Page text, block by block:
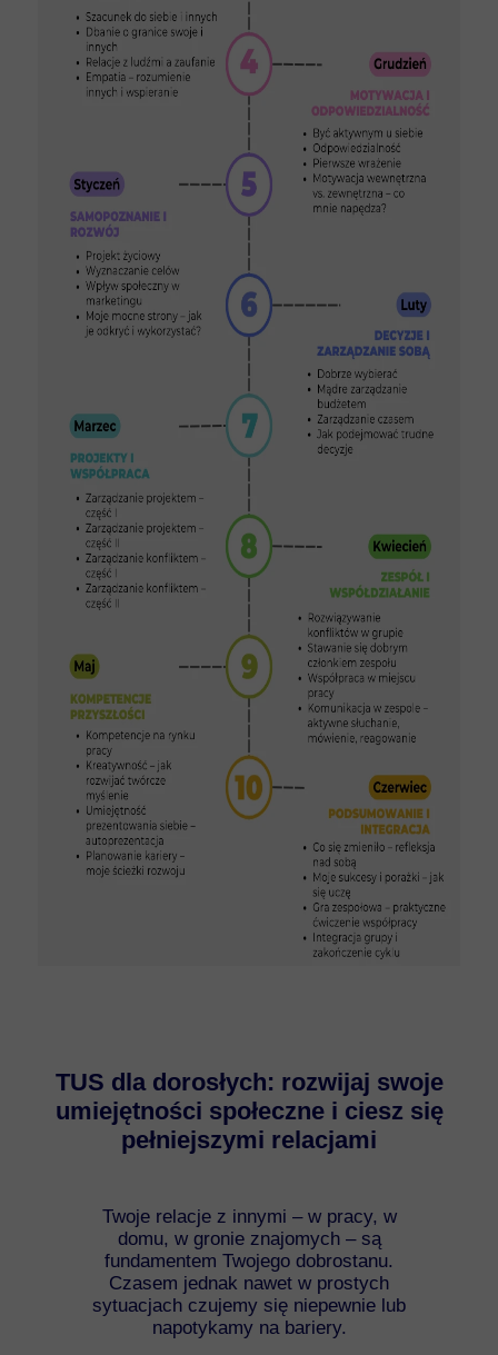
Twoje relacje z innymi – w pracy, w
domu, w gronie znajomych – są
fundamentem Twojego dobrostanu.
Czasem jednak nawet w prostych
sytuacjach czujemy się niepewnie lub
napotykamy na bariery.
TUS dla dorosłych: rozwijaj swoje
umiejętności społeczne i ciesz się
pełniejszymi relacjami